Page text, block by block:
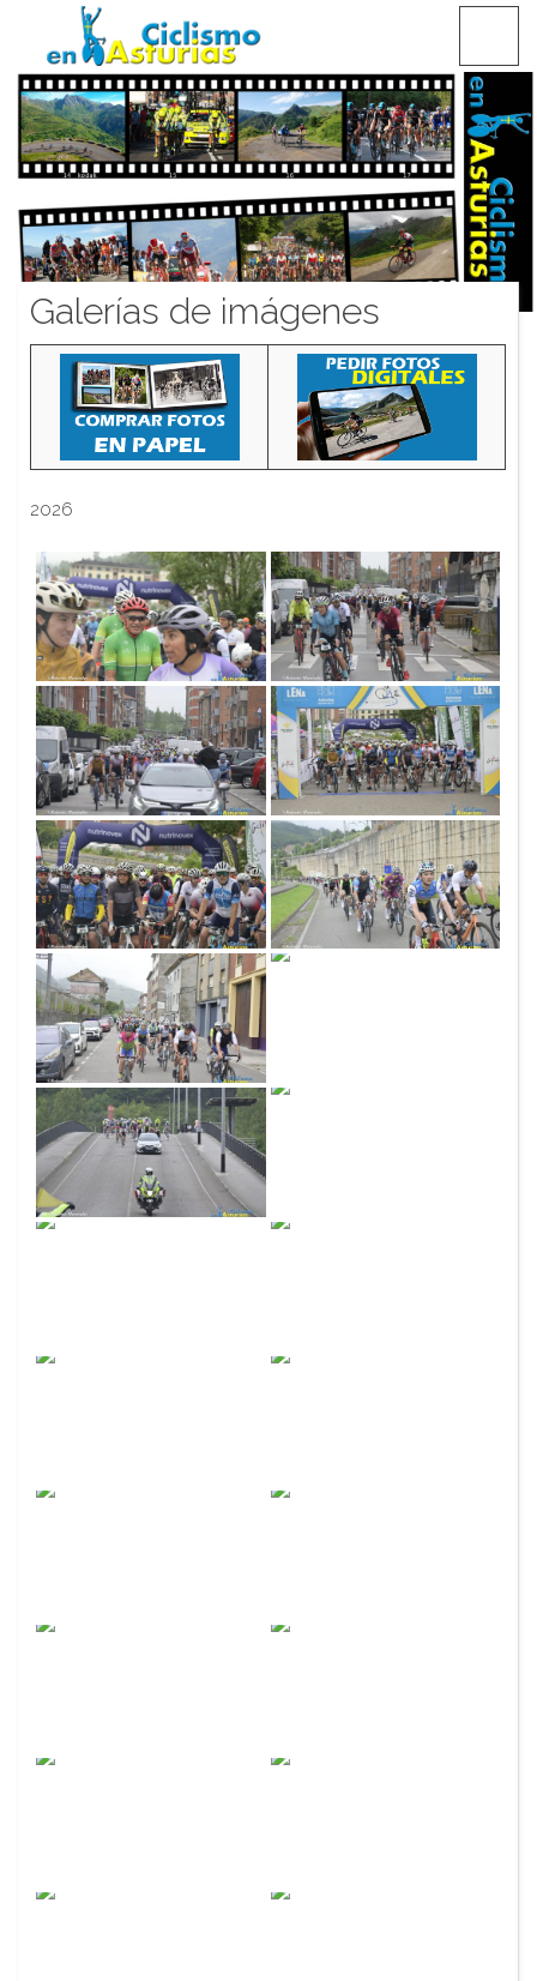
CICLISMO EN ASTURIAS
Galerías de imágenes
2026